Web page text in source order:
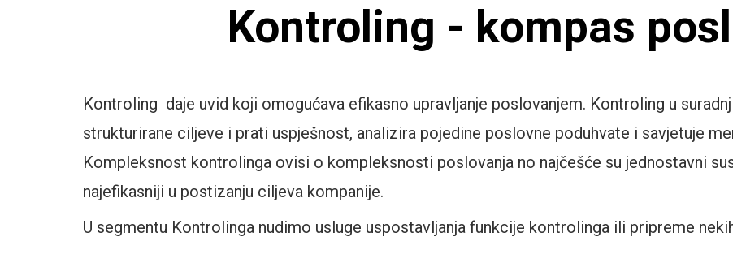
Kontroling - kompas
Kontroling daje uvid koji omogućava efikasno upravljanje poslovanjem. Kontroling u
strukturirane ciljeve i prati uspješnost, analizira pojedine poslovne poduhvate i savjetuje
Kompleksnost kontrolinga ovisi o kompleksnosti poslovanja no najčešće su jednostavni
najefikasniji u postizanju ciljeva kompanije.
U segmentu Kontrolinga nudimo usluge uspostavljanja funkcije kontrolinga ili pripreme